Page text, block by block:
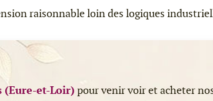
raisonnable loin des logiques
(Eure-et-Loir) pour venir voir et acheter